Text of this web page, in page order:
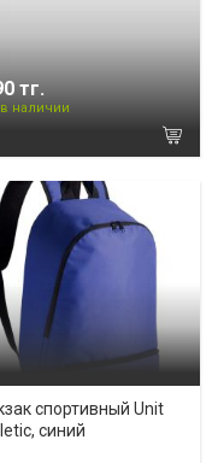
тг.
в наличии
спортивный Unit
синий